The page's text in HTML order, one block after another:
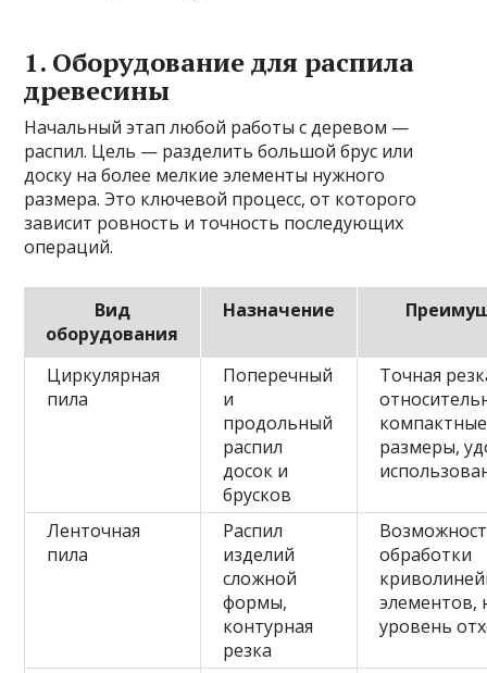
1. Оборудование для распила
древесины
Начальный этап любой работы с деревом —
распил. Цель — разделить большой брус или
доску на более мелкие элементы нужного
размера. Это ключевой процесс, от которого
зависит ровность и точность последующих
операций.
Вид
оборудования
Назначение
Циркулярная
пила
Поперечный
и
продольный
распил
досок и
брусков
Точная
компактные
размеры,
Ленточная
пила
Распил
изделий
сложной
формы,
контурная
резка
обработки
элементов,
уровень